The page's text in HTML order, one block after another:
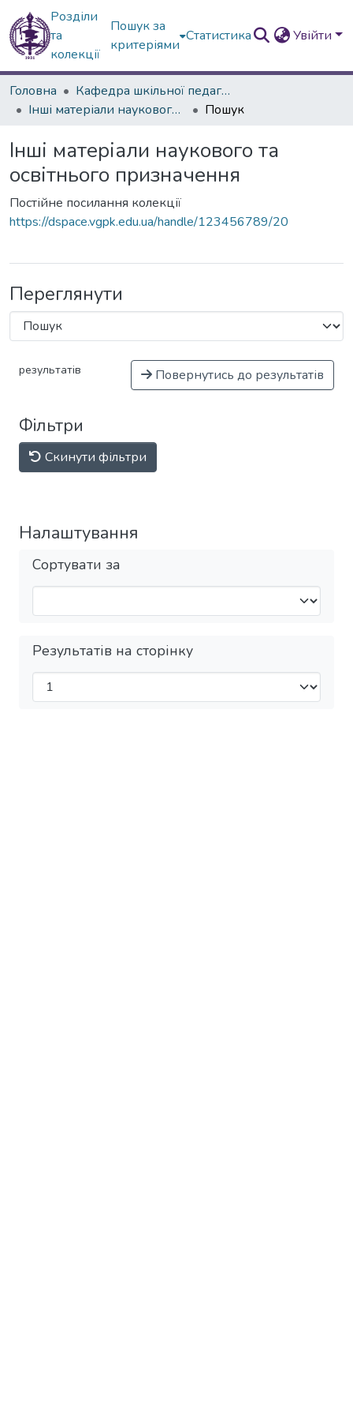
Розділи
та
колекції
Пошук за
критеріями
Статистика Увійти
Головна
Кафедра шкільної педагогіки, психології та окремих методик
Інші матеріали наукового та освітнього призначення
Пошук
Інші матеріали наукового та
освітнього призначення
Постійне посилання колекції
https://dspace.vgpk.edu.ua/handle/123456789/20
Переглянути
результатів Повернутись до результатів
Фільтри
Скинути фільтри
Налаштування
Сортувати за
Результатів на сторінку